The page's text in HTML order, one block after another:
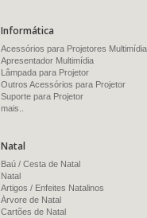
Informática
Acessórios para Projetores Multimídia
Apresentador Multimídia
Lâmpada para Projetor
Outros Acessórios para Projetor
Suporte para Projetor
mais..
Natal
Baú / Cesta de Natal
Natal
Artigos / Enfeites Natalinos
Árvore de Natal
Cartões de Natal